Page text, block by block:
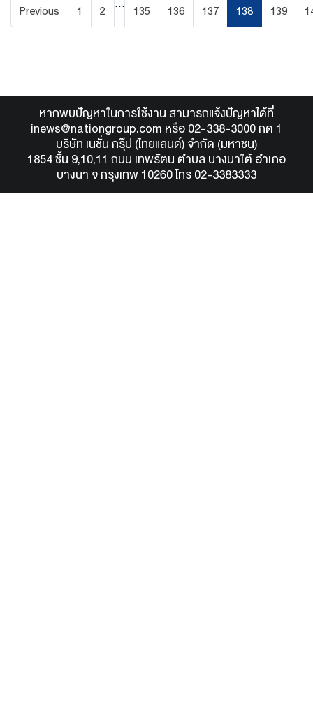
Previous 1 2 135 136 137 138 139
หากพบปัญหาในการใช้งาน สามารถแจ้งปัญหาได้ที่
inews@nationgroup.com หรือ02-338-3000 กด 1
บริษัท เนชั่น กรุ๊ป (ไทยแลนด์) จำกัด (มหาชน)
1854 ชั้น 9,10,11 ถนน เทพรัตน ตำบล บางนาใต้ อำเภอ
บางนา จ กรุงเทพ 10260 โทร 02-3383333